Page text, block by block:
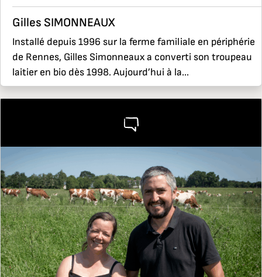
Gilles SIMONNEAUX
Installé depuis 1996 sur la ferme familiale en périphérie
de Rennes, Gilles Simonneaux a converti son troupeau
laitier en bio dès 1998. Aujourd’hui à la...